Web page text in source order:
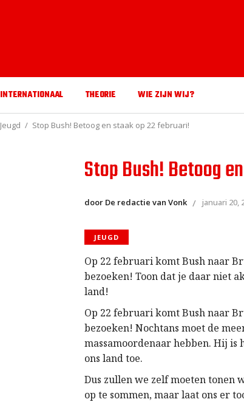
INTERNATIONAAL THEORIE WIE ZIJN WIJ?
Jeugd Stop Bush! Betoog en staak op 22 februari!
Stop Bush! Betoog
door De redactie van Vonk januari 20,
JEUGD
Op 22 februari komt Bush naar
bezoeken! Toon dat je daar niet
land!
Op 22 februari komt Bush naar
bezoeken! Nochtans moet de
massamoordenaar hebben. Hij
ons land toe.
Dus zullen we zelf moeten tonen
op te sommen, maar laat ons er